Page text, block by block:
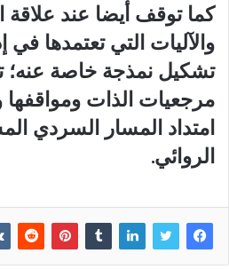
كما توقف أيضا عند علاقة
والآليات التي تعتمدها في
تشكيل نمذجة خاصة عنه؛
مرجعيات الذات ومواقفها
امتداد المسار السردي
الروائي.